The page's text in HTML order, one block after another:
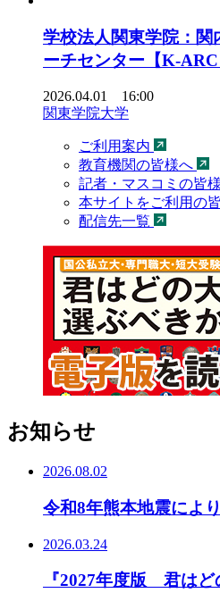
学校法人関東学院：関
ーチセンター【K-
2026.04.01 16:00
関東学院大学
ご利用案内
教育機関の皆様へ
記者・マスコミの皆
本サイトをご利用の
配信先一覧
お知らせ
2026.08.02
令和8年熊本地震によ
2026.03.24
『2027年度版 君はど